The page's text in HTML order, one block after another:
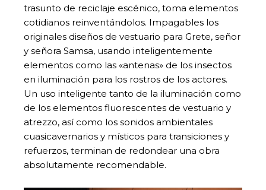
trasunto de reciclaje escénico, toma elementos
cotidianos reinventándolos. Impagables los
originales diseños de vestuario para Grete, señor
y señora Samsa, usando inteligentemente
elementos como las «antenas» de los insectos
en iluminación para los rostros de los actores.
Un uso inteligente tanto de la iluminación como
de los elementos fluorescentes de vestuario y
atrezzo, así como los sonidos ambientales
cuasicavernarios y místicos para transiciones y
refuerzos, terminan de redondear una obra
absolutamente recomendable.